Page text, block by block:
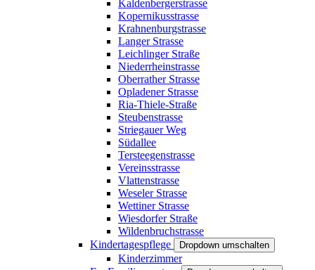
Kaldenbergerstrasse
Kopernikusstrasse
Krahnenburgstrasse
Langer Strasse
Leichlinger Straße
Niederrheinstrasse
Oberrather Strasse
Opladener Strasse
Ria-Thiele-Straße
Steubenstrasse
Striegauer Weg
Südallee
Tersteegenstrasse
Vereinsstrasse
Vlattenstrasse
Weseler Strasse
Wettiner Strasse
Wiesdorfer Straße
Wildenbruchstrasse
Kindertagespflege
Dropdown umschalten
Kinderzimmer